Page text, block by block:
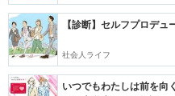
【診断】セルフプロデ
社会人ライフ
いつでもわたしは前を向